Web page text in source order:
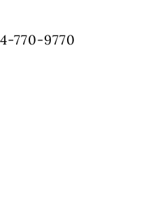
770-9770